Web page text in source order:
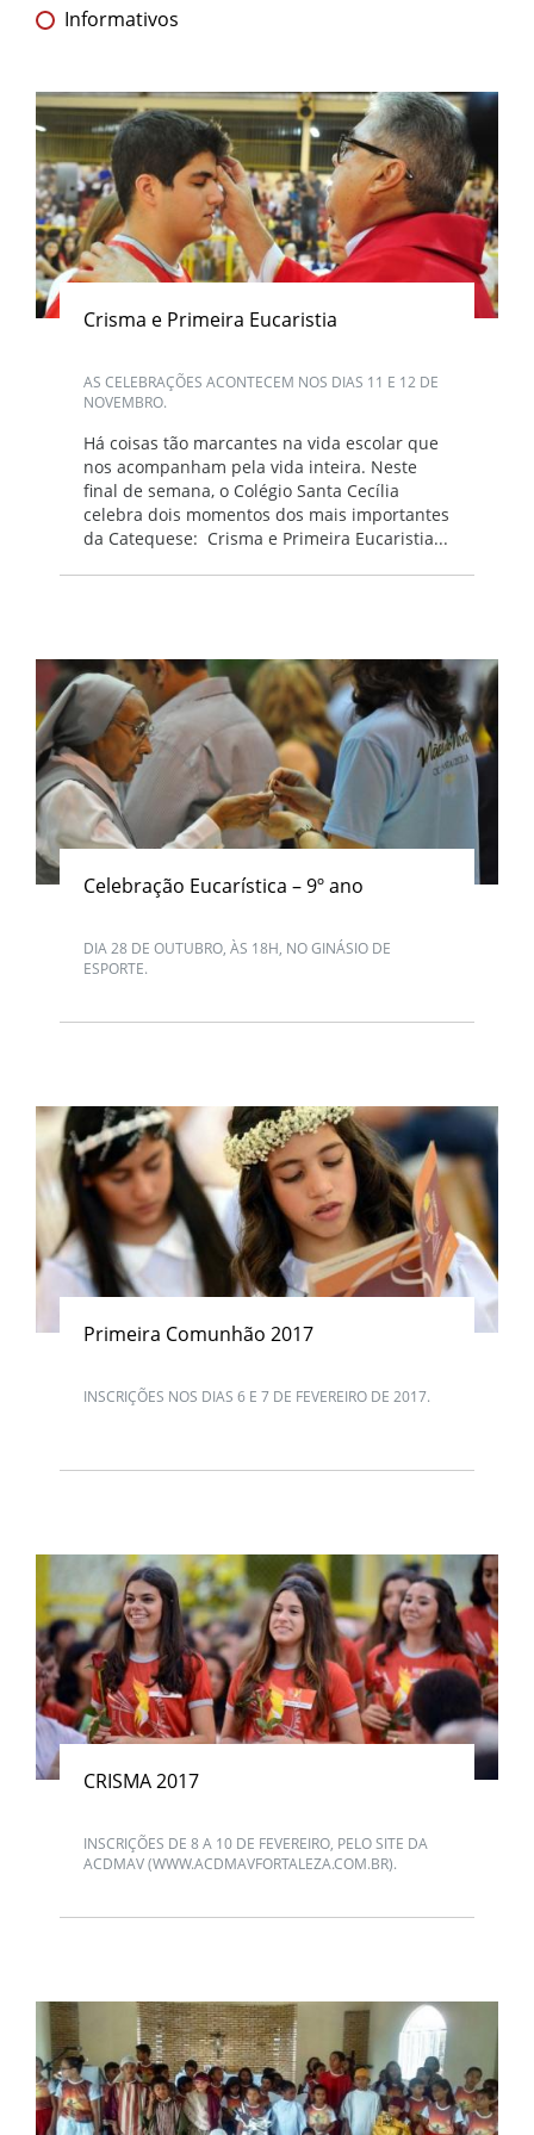
Informativos
Crisma e Primeira Eucaristia
AS CELEBRAÇÕES ACONTECEM NOS DIAS 11 E 12 DE
NOVEMBRO.
Há coisas tão marcantes na vida escolar que
nos acompanham pela vida inteira. Neste
final de semana, o Colégio Santa Cecília
celebra dois momentos dos mais importantes
da Catequese: Crisma e Primeira Eucaristia...
Celebração Eucarística – 9º ano
DIA 28 DE OUTUBRO, ÀS 18H, NO GINÁSIO DE
ESPORTE.
Primeira Comunhão 2017
INSCRIÇÕES NOS DIAS 6 E 7 DE FEVEREIRO DE 2017.
CRISMA 2017
INSCRIÇÕES DE 8 A 10 DE FEVEREIRO, PELO SITE DA
ACDMAV (WWW.ACDMAVFORTALEZA.COM.BR).